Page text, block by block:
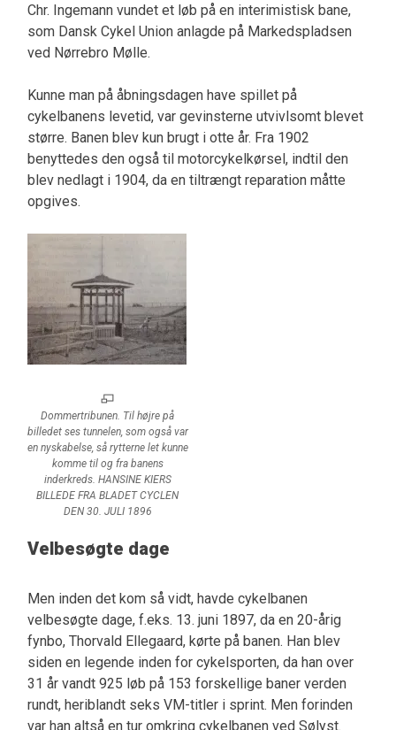
Chr. Ingemann vundet et løb på en interimistisk bane,
som Dansk Cykel Union anlagde på Markedspladsen
ved Nørrebro Mølle.
Kunne man på åbningsdagen have spillet på
cykelbanens levetid, var gevinsterne utvivlsomt blevet
større. Banen blev kun brugt i otte år. Fra 1902
benyttedes den også til motorcykelkørsel, indtil den
blev nedlagt i 1904, da en tiltrængt reparation måtte
opgives.
Dommertribunen. Til højre på
billedet ses tunnelen, som også var
en nyskabelse, så rytterne let kunne
komme til og fra banens
inderkreds. HANSINE KIERS
BILLEDE FRA BLADET CYCLEN
DEN 30. JULI 1896
Velbesøgte dage
Men inden det kom så vidt, havde cykelbanen
velbesøgte dage, f.eks. 13. juni 1897, da en 20-årig
fynbo, Thorvald Ellegaard, kørte på banen. Han blev
siden en legende inden for cykelsporten, da han over
31 år vandt 925 løb på 153 forskellige baner verden
rundt, heriblandt seks VM-titler i sprint. Men forinden
var han altså en tur omkring cykelbanen ved Sølyst.